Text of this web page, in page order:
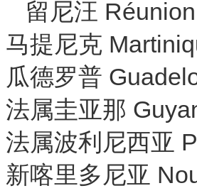
留尼汪 Réunion
马提尼克
瓜德罗普
法属圭亚那
法属波利尼西亚
新喀里多尼亚